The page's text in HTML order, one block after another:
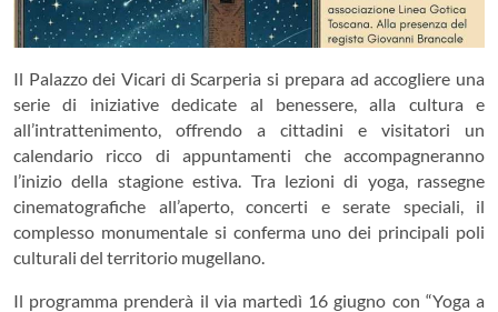
Il Palazzo dei Vicari di Scarperia si prepara ad accogliere una
serie di iniziative dedicate al benessere, alla cultura e
all’intrattenimento, offrendo a cittadini e visitatori un
calendario ricco di appuntamenti che accompagneranno
l’inizio della stagione estiva. Tra lezioni di yoga, rassegne
cinematografiche all’aperto, concerti e serate speciali, il
complesso monumentale si conferma uno dei principali poli
culturali del territorio mugellano.
Il programma prenderà il via martedì 16 giugno con “Yoga a